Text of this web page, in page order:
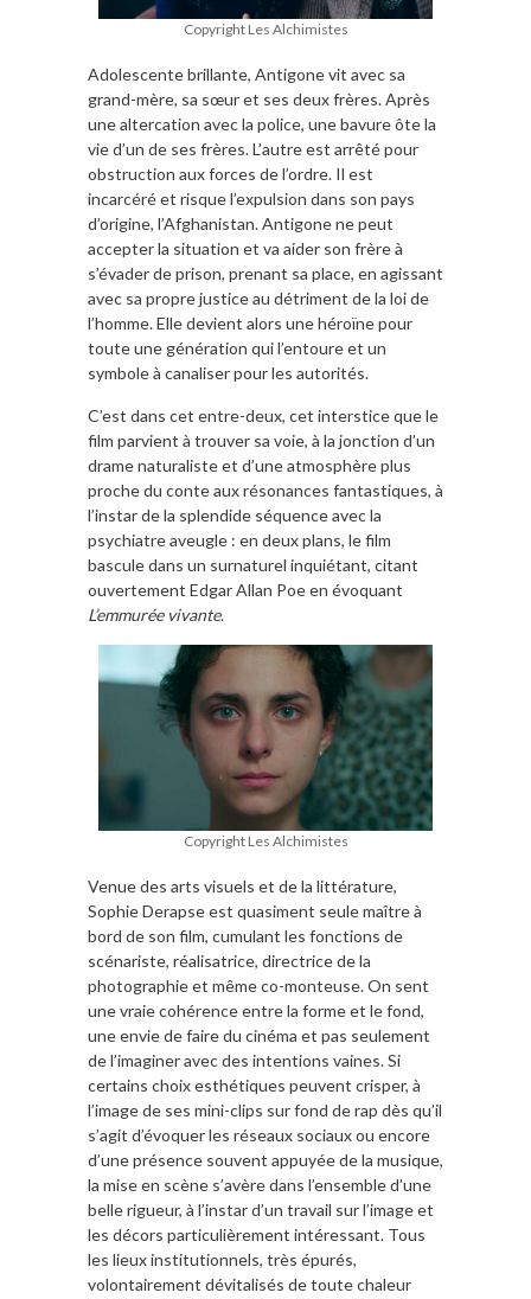
Copyright Les Alchimistes
Adolescente brillante, Antigone vit avec sa
grand-mère, sa sœur et ses deux frères. Après
une altercation avec la police, une bavure ôte la
vie d’un de ses frères. L’autre est arrêté pour
obstruction aux forces de l’ordre. Il est
incarcéré et risque l’expulsion dans son pays
d’origine, l’Afghanistan. Antigone ne peut
accepter la situation et va aider son frère à
s’évader de prison, prenant sa place, en agissant
avec sa propre justice au détriment de la loi de
l’homme. Elle devient alors une héroïne pour
toute une génération qui l’entoure et un
symbole à canaliser pour les autorités.
C’est dans cet entre-deux, cet interstice que le
film parvient à trouver sa voie, à la jonction d’un
drame naturaliste et d’une atmosphère plus
proche du conte aux résonances fantastiques, à
l’instar de la splendide séquence avec la
psychiatre aveugle : en deux plans, le film
bascule dans un surnaturel inquiétant, citant
ouvertement Edgar Allan Poe en évoquant
L’emmurée vivante.
Copyright Les Alchimistes
Venue des arts visuels et de la littérature,
Sophie Derapse est quasiment seule maître à
bord de son film, cumulant les fonctions de
scénariste, réalisatrice, directrice de la
photographie et même co-monteuse. On sent
une vraie cohérence entre la forme et le fond,
une envie de faire du cinéma et pas seulement
de l’imaginer avec des intentions vaines. Si
certains choix esthétiques peuvent crisper, à
l’image de ses mini-clips sur fond de rap dès qu’il
s’agit d’évoquer les réseaux sociaux ou encore
d’une présence souvent appuyée de la musique,
la mise en scène s’avère dans l’ensemble d’une
belle rigueur, à l’instar d’un travail sur l’image et
les décors particulièrement intéressant. Tous
les lieux institutionnels, très épurés,
volontairement dévitalisés de toute chaleur